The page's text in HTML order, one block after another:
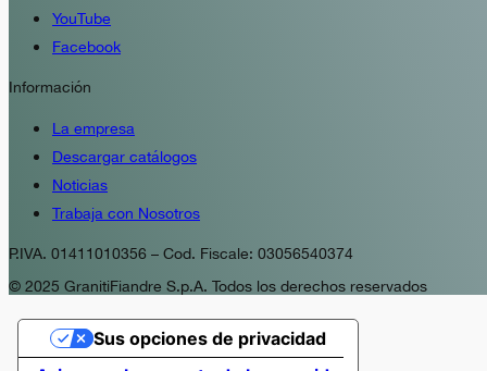
YouTube
Facebook
Información
La empresa
Descargar catálogos
Noticias
Trabaja con Nosotros
P.IVA. 01411010356 – Cod. Fiscale: 03056540374
© 2025 GranitiFiandre S.p.A. Todos los derechos reservados
Sus opciones de privacidad